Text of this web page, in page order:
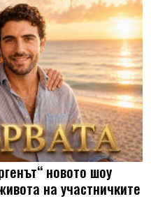
новото шоу
на участничките